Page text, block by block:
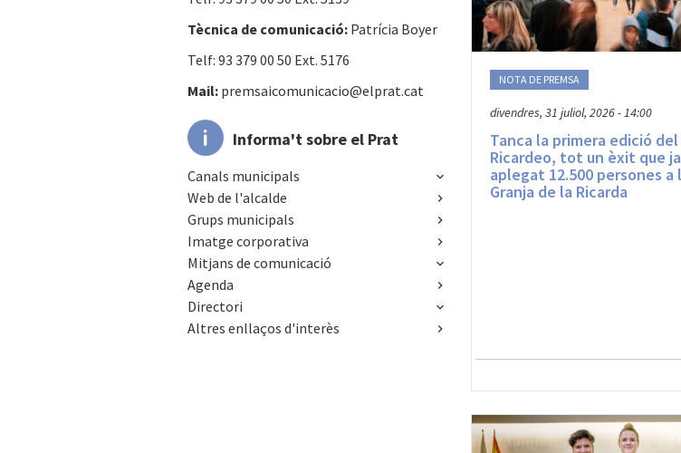
NOTA DE PREMSA
divendres, 31 juliol, 2026 - 14:00
Tanca la primera edició del
Ricardeo, tot un èxit que
aplegat 12.500 persones a
Granja de la Ricarda
Tècnica de comunicació: Patrícia Boyer
Telf: 93 379 00 50 Ext. 5176
Mail: premsaicomunicacio@elprat.cat
Informa't sobre el Prat
Canals municipals
Web de l'alcalde
Grups municipals
Imatge corporativa
Mitjans de comunicació
Agenda
Directori
Altres enllaços d'interès